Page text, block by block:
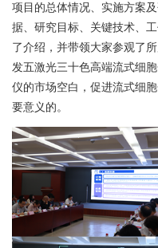
项目的总体情况、实施方案
据、研究目标、关键技术、
了介绍，并带领大家参观了
发五激光三十色高端流式细
仪的市场空白，促进流式细
要意义的。